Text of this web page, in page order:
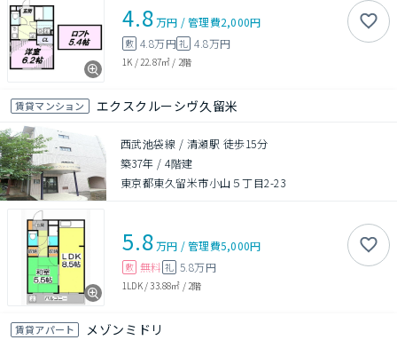
4.8万円 /管理費2,000円
敷 4.8万円礼 4.8万円
1K / 22.87㎡ / 2階
賃貸マンション エクスクルーシヴ久留米
西武池袋線 / 清瀬駅 徒歩15分
築37年 /4階建
東京都東久留米市小山５丁目2-23
5.8万円 /管理費5,000円
敷 無料 礼 5.8万円
1LDK/33.88㎡ / 2階
賃貸アパート メゾンミドリ